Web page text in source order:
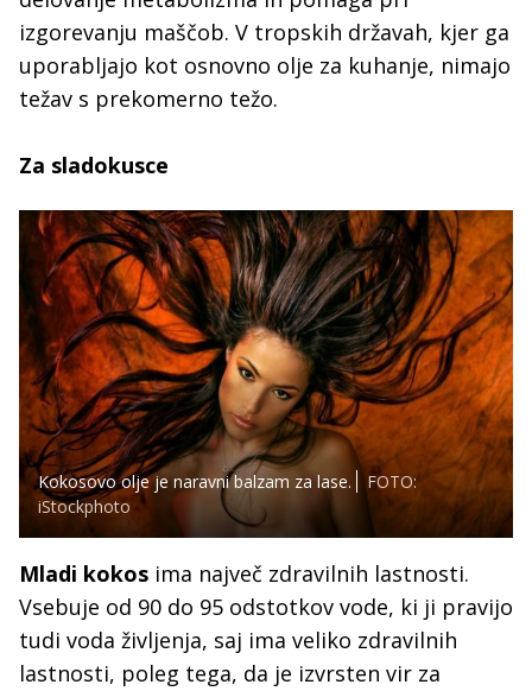
izgorevanju maščob. V tropskih državah, kjer ga
uporabljajo kot osnovno olje za kuhanje, nimajo
težav s prekomerno težo.
Za sladokusce
Kokosovo olje je naravni balzam za lase.
FOTO:
iStockphoto
Mladi kokos ima največ zdravilnih lastnosti.
Vsebuje od 90 do 95 odstotkov vode, ki ji pravijo
tudi voda življenja, saj ima veliko zdravilnih
lastnosti, poleg tega, da je izvrsten vir za